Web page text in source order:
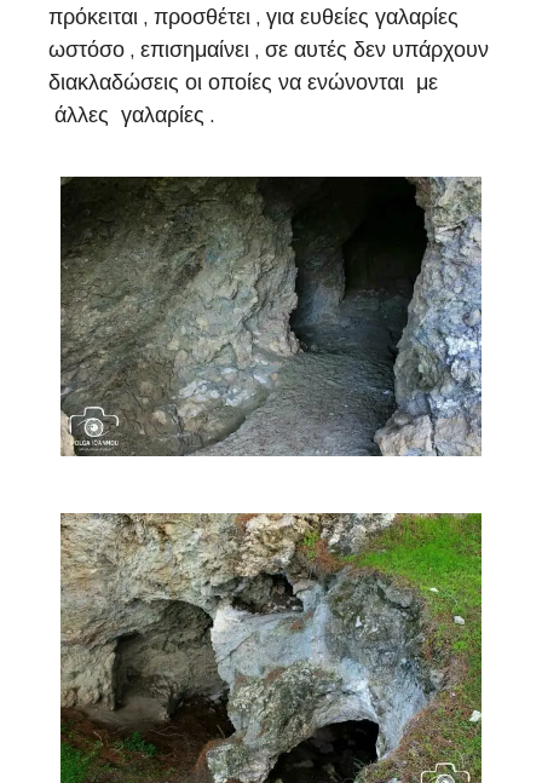
πρόκειται , προσθέτει , για ευθείες γαλαρίες
ωστόσο , επισημαίνει , σε αυτές δεν υπάρχουν
διακλαδώσεις οι οποίες να ενώνονται με
άλλες γαλαρίες .